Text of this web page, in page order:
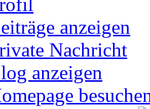
anzeigen
Nachricht
anzeigen